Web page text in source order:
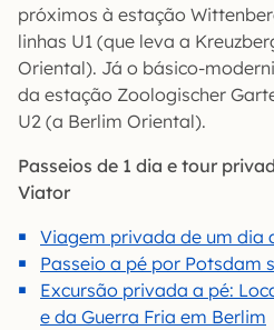
próximos à estação
linhas U1 (que leva a
Oriental). Já o básico-
da estação Zoologischer
U2 (a Berlim Oriental).
Passeios de 1 dia e tour
Viator
Viagem privada de um dia
Passeio a pé por Potsdam
Excursão privada a pé:
e da Guerra Fria em Berlim